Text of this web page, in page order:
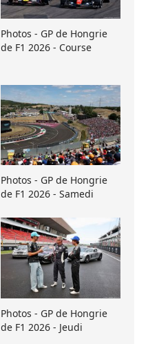
Photos - GP de Hongrie
de F1 2026 - Course
Photos - GP de Hongrie
de F1 2026 - Samedi
Photos - GP de Hongrie
de F1 2026 - Jeudi